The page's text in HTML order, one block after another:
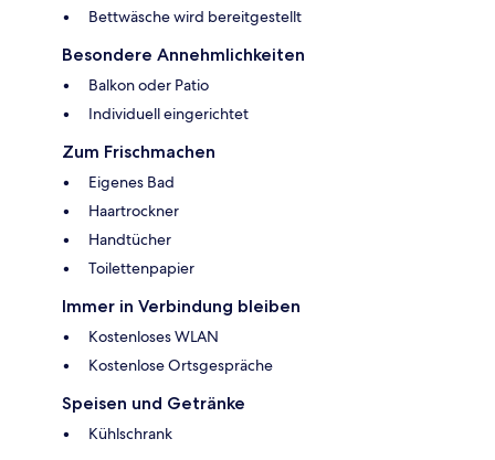
Bettwäsche wird bereitgestellt
Besondere Annehmlichkeiten
Balkon oder Patio
Individuell eingerichtet
Zum Frischmachen
Eigenes Bad
Haartrockner
Handtücher
Toilettenpapier
Immer in Verbindung bleiben
Kostenloses WLAN
Kostenlose Ortsgespräche
Speisen und Getränke
Kühlschrank